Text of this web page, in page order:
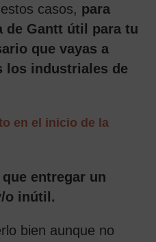
casos, para
de Gantt útil para tu
que vayas a
los industriales de
en el inicio de la
entregar un
o inútil.
bien aunque no